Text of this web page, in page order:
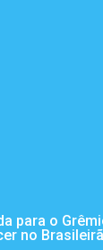
para o
no